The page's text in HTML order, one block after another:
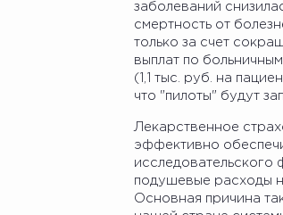
заболеваний
смертность от
только за счет
выплат по
(1,1 тыс. руб. на
что "пилоты" будут
Лекарственное
эффективно
подушевые расходы
Основная причина